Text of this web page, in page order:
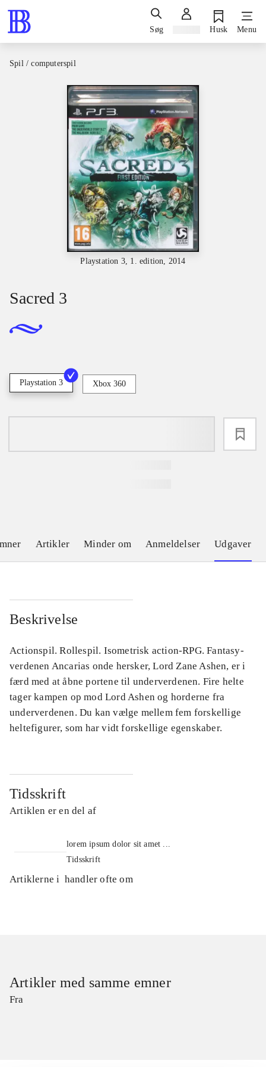
Søg Husk Menu
Spil / computerspil
Playstation 3, 1. edition, 2014
Sacred 3
Playstation 3 Xbox 360
Artikler Minder om Anmeldelser Udgaver
Beskrivelse
Actionspil. Rollespil. Isometrisk action-RPG. Fantasy-
verdenen Ancarias onde hersker, Lord Zane Ashen, er i
færd med at åbne portene til underverdenen. Fire helte
tager kampen op mod Lord Ashen og horderne fra
underverdenen. Du kan vælge mellem fem forskellige
heltefigurer, som har vidt forskellige egenskaber.
Tidsskrift
Artiklen er en del af
lorem ipsum dolor sit amet ...
Tidsskrift
Artiklerne i handler ofte om
Artikler med samme emner
Fra